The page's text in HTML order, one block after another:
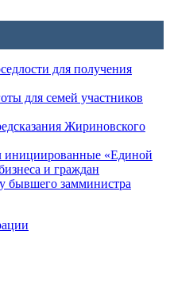
для получения
для семей участников
Жириновского
«Единой
и граждан
бывшего замминистра